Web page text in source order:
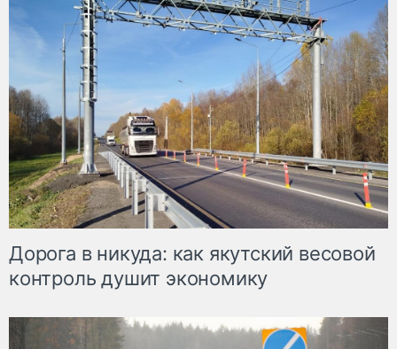
Дорога в никуда: как якутский весовой
контроль душит экономику